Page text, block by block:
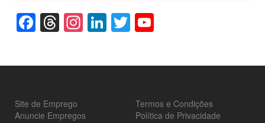
Facebook
Threads
Instagram
LinkedIn
Twitter
Site de Emprego
Anuncie Empregos
Termos e Condições
Política de Privacidade